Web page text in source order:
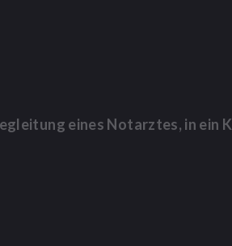
eines Notarztes, in ein